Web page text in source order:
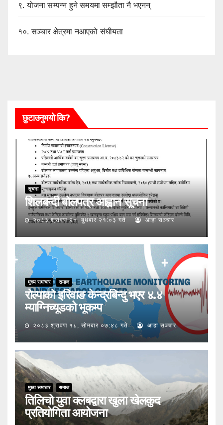
९.योजना सम्पन्न हुने समयमा सम्झौता नै भएनन्
१०.सञ्चार क्षेत्रमा नआएको संघीयता
छुटाउनुभयो कि?
सूचना
शिलबन्दी बोलपत्र आह्वान सूचना
२०८३ श्रावण २०, बुधबार २१:०३ गते आहा सञ्चार
मुख्य समाचार समाज
रोल्पाको इरिवाङ केन्द्रबिन्दु भएर ४.४
म्याग्निच्यूडको भूकम्प
२०८३ श्रावण १८, सोमबार ०७:४८ गते आहा सञ्चार
मुख्य समाचार समाज
तिलिचो युवा क्लबद्वारा खुला खेलकुद
प्रतियोगिता आयोजना